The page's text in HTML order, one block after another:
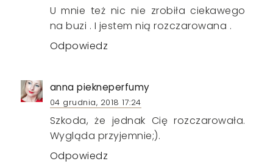
U mnie też nic nie zrobiła ciekawego
na buzi . I jestem nią rozczarowana .
Odpowiedz
anna piekneperfumy
04 grudnia, 2018 17:24
Szkoda, że jednak Cię rozczarowała.
Wygląda przyjemnie;).
Odpowiedz